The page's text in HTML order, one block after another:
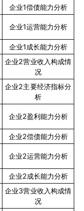
企业1偿债能力分析
企业1运营能力分析
企业1成长能力分析
企业2营业收入构成情
况
企业2主要经济指标分
析
企业2盈利能力分析
企业2偿债能力分析
企业2运营能力分析
企业2成长能力分析
企业3营业收入构成情
况